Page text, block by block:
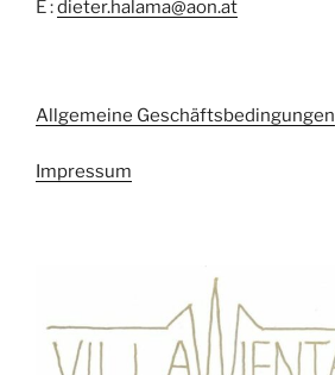
E :dieter.halama@aon.at
Allgemeine Geschäftsbedingungen
Impressum